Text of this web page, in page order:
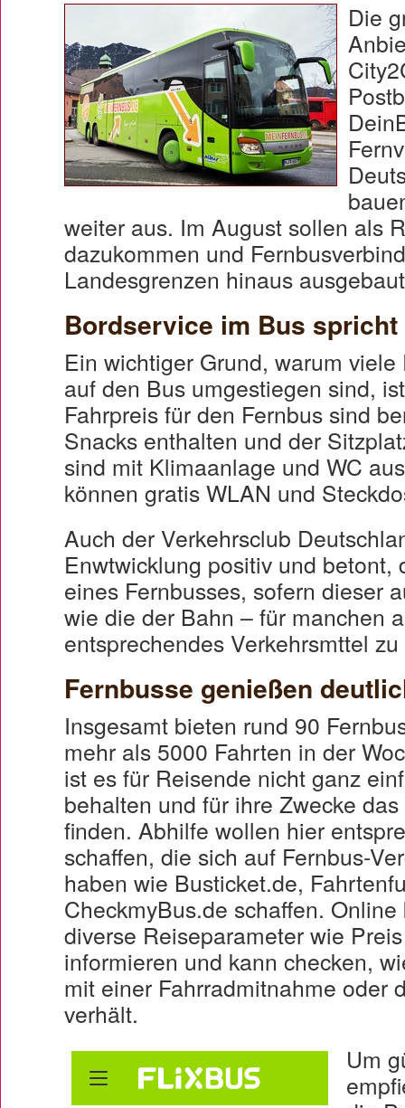
Die
weiter aus. Im August sollen als
dazukommen und
Landesgrenzen hinaus
Bordservice im Bus spricht
Ein wichtiger Grund, warum
auf den Bus umgestiegen sind,
Fahrpreis für den Fernbus sind
Snacks enthalten und der
sind mit Klimaanlage und WC
können gratis WLAN und
Auch der Verkehrsclub
Enwtwicklung positiv und betont,
eines Fernbusses, sofern dieser
wie die der Bahn – für manchen
entsprechendes Verkehrsmttel
Fernbusse genießen
Insgesamt bieten rund 90
mehr als 5000 Fahrten in der
ist es für Reisende nicht ganz
behalten und für ihre Zwecke
finden. Abhilfe wollen hier
schaffen, die sich auf Fernbus-
haben wie Busticket.de,
CheckmyBus.de schaffen.
diverse Reiseparameter wie
informieren und kann checken,
mit einer Fahrradmitnahme oder
verhält.
Um